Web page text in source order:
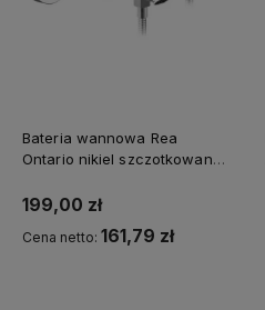
Bateria wannowa Rea
Ontario nikiel szczotkowany -
kodem REA5
199,00 zł
Cena netto: 161,79 zł